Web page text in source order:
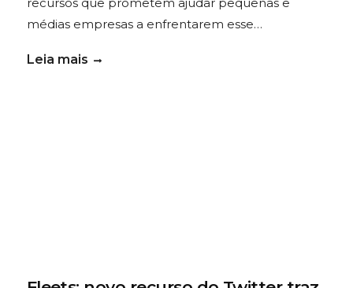
médias empresas a enfrentarem esse…
Leia mais